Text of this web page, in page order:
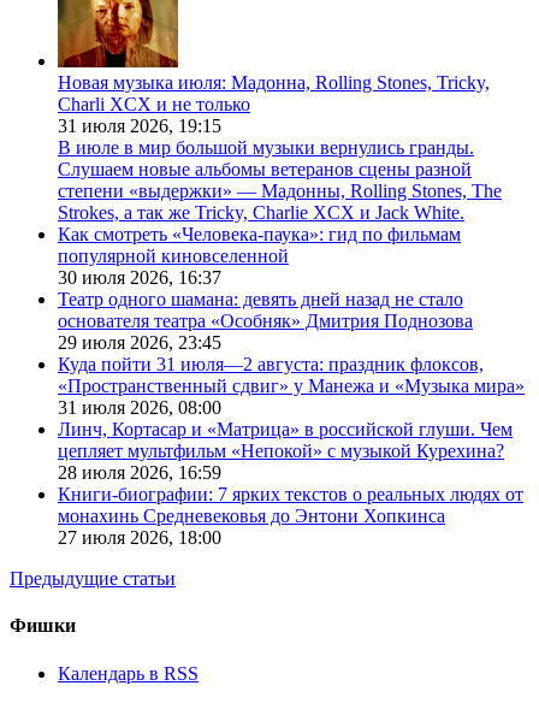
Новая музыка июля: Мадонна, Rolling Stones, Tricky,
Charli XCX и не только
31 июля 2026, 19:15
В июле в мир большой музыки вернулись гранды.
Слушаем новые альбомы ветеранов сцены разной
степени «выдержки» — Мадонны, Rolling Stones, The
Strokes, а так же Tricky, Charlie XCX и Jack White.
Как смотреть «Человека-паука»: гид по фильмам
популярной киновселенной
30 июля 2026, 16:37
Театр одного шамана: девять дней назад не стало
основателя театра «Особняк» Дмитрия Поднозова
29 июля 2026, 23:45
Куда пойти 31 июля—2 августа: праздник флоксов,
«Пространственный сдвиг» у Манежа и «Музыка мира»
31 июля 2026, 08:00
Линч, Кортасар и «Матрица» в российской глуши. Чем
цепляет мультфильм «Непокой» с музыкой Курехина?
28 июля 2026, 16:59
Книги-биографии: 7 ярких текстов о реальных людях от
монахинь Средневековья до Энтони Хопкинса
27 июля 2026, 18:00
Предыдущие статьи
Фишки
Календарь в RSS